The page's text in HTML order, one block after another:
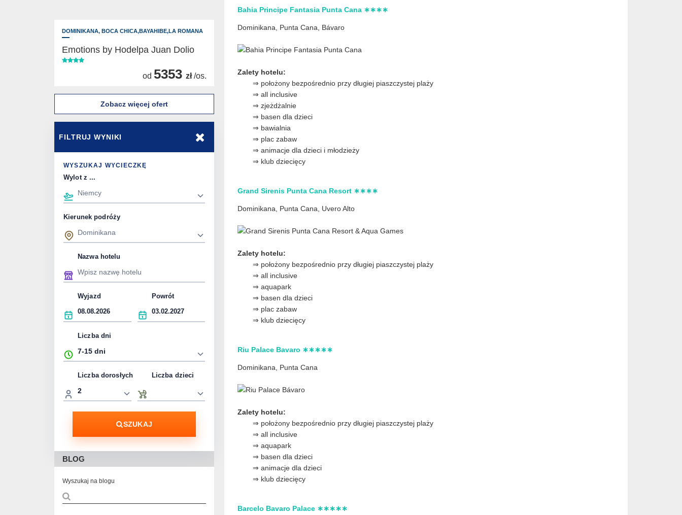
Bahia Principe Fantasia Punta Cana ∗∗∗∗
Dominikana, Punta Cana, Bávaro
Zalety hotelu:
⇒ położony bezpośrednio przy długiej piaszczystej plaży
⇒ all inclusive
⇒ zjeżdżalnie
⇒ basen dla dzieci
⇒ bawialnia
⇒ plac zabaw
⇒ animacje dla dzieci i młodzieży
⇒ klub dziecięcy
Grand Sirenis Punta Cana Resort ∗∗∗∗
Dominikana, Punta Cana, Uvero Alto
Zalety hotelu:
⇒ położony bezpośrednio przy długiej piaszczystej plaży
⇒ all inclusive
⇒ aquapark
⇒ basen dla dzieci
⇒ plac zabaw
⇒ klub dziecięcy
Riu Palace Bavaro ∗∗∗∗∗
Dominikana, Punta Cana
Zalety hotelu:
⇒ położony bezpośrednio przy długiej piaszczystej plaży
⇒ all inclusive
⇒ aquapark
⇒ basen dla dzieci
⇒ animacje dla dzieci
⇒ klub dziecięcy
Barcelo Bavaro Palace ∗∗∗∗∗
BLOG
Wyszukaj na blogu
FILTRUJ WYNIKI
WYSZUKAJ WYCIECZKĘ
Wylot z ...
Kierunek podróży
Nazwa hotelu
Wyjazd Powrót
Liczba dni
Liczba dorosłych Liczba dzieci
SZUKAJ
DOMINIKANA, BOCA CHICA,BAYAHIBE,LA ROMANA
Emotions by Hodelpa Juan Dolio
od 5353 zł /os.
Zobacz więcej ofert